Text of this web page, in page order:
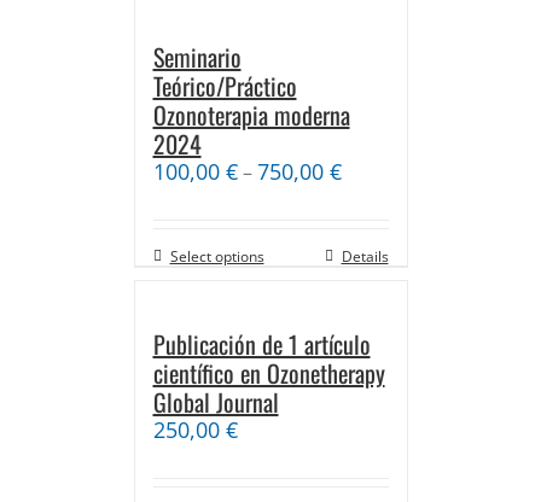
Seminario
Teórico/Práctico
Ozonoterapia moderna
2024
100,00 €–750,00 €
Select options Details
Publicación de 1 artículo
científico en Ozonetherapy
Global Journal
250,00 €